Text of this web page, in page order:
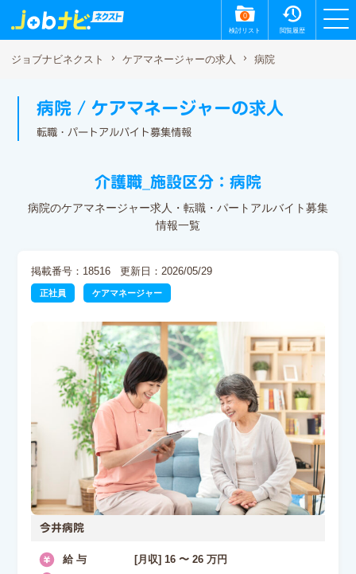
0
検討リスト 閲覧履歴
ジョブナビネクスト ケアマネージャーの求人 病院
病院 / ケアマネージャーの求人
転職・パートアルバイト募集情報
介護職_施設区分：病院
病院のケアマネージャー求人・転職・パートアルバイト募集
情報一覧
掲載番号：18516 更新日：2026/05/29
正社員 ケアマネージャー
今井病院
給 与
[月収] 16 〜 26 万円